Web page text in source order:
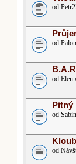
od
od
od Elen
Pitný
od
od